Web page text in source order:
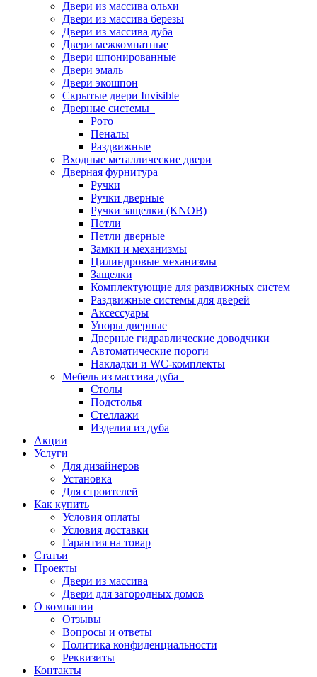
Двери из массива ольхи
Двери из массива березы
Двери из массива дуба
Двери межкомнатные
Двери шпонированные
Двери эмаль
Двери экошпон
Скрытые двери Invisible
Дверные системы
Рото
Пеналы
Раздвижные
Входные металлические двери
Дверная фурнитура
Ручки
Ручки дверные
Ручки защелки (KNOB)
Петли
Петли дверные
Замки и механизмы
Цилиндровые механизмы
Защелки
Комплектующие для раздвижных систем
Раздвижные системы для дверей
Аксессуары
Упоры дверные
Дверные гидравлические доводчики
Автоматические пороги
Накладки и WC-комплекты
Мебель из массива дуба
Столы
Подстолья
Стеллажи
Изделия из дуба
Акции
Услуги
Для дизайнеров
Установка
Для строителей
Как купить
Условия оплаты
Условия доставки
Гарантия на товар
Статьи
Проекты
Двери из массива
Двери для загородных домов
О компании
Отзывы
Вопросы и ответы
Политика конфиденциальности
Реквизиты
Контакты